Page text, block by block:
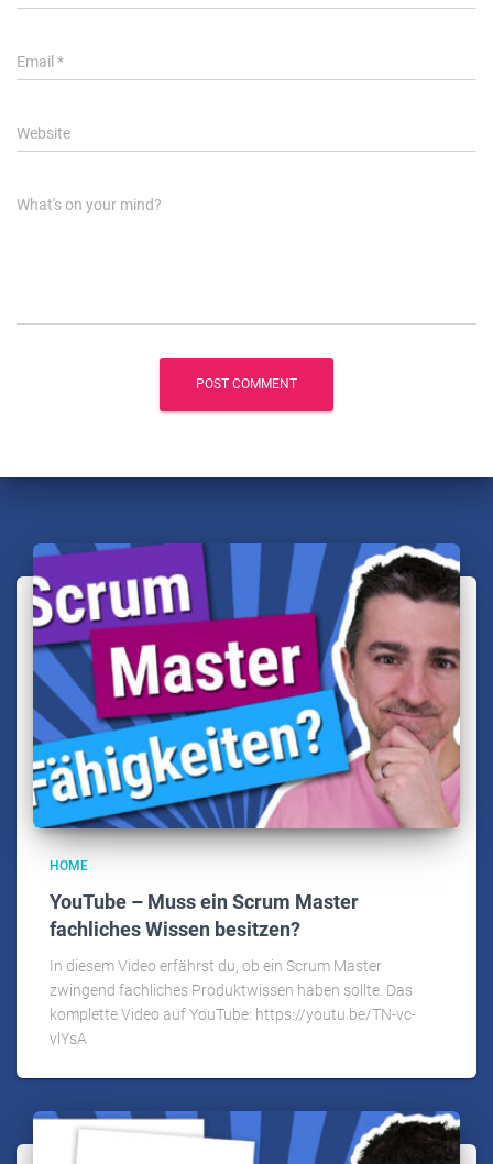
Email *
Website
What's on your mind?
HOME
YouTube – Muss ein Scrum Master
fachliches Wissen besitzen?
In diesem Video erfährst du, ob ein Scrum Master
zwingend fachliches Produktwissen haben sollte. Das
komplette Video auf YouTube: https://youtu.be/TN-vc-
vlYsA